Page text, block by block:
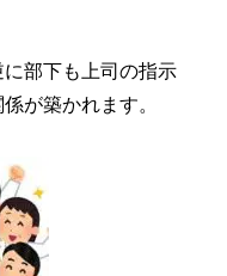
に部下も上司の指示
が築かれます。